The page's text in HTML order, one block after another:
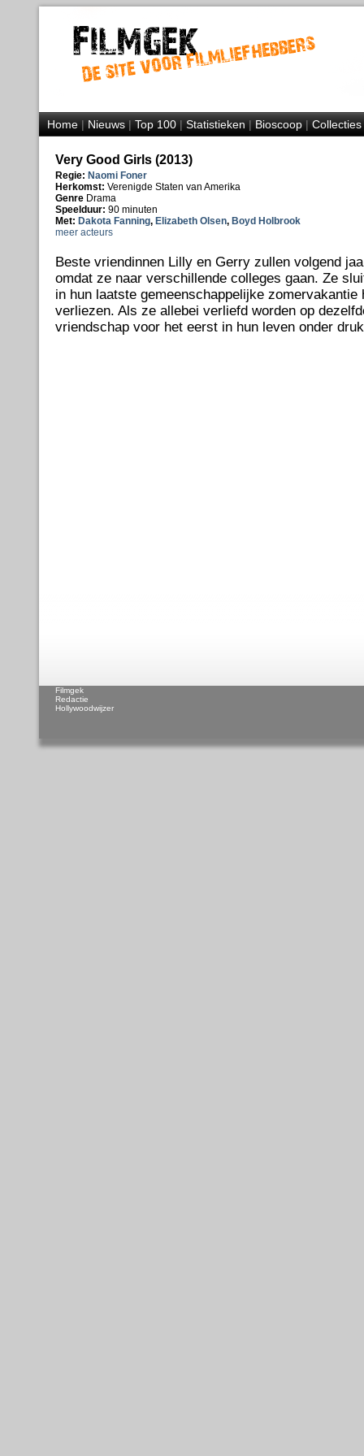
Home|Nieuws|Top 100|Statistieken|Bioscoop|Collecties
Very Good Girls (2013)
Regie: Naomi Foner
Herkomst: Verenigde Staten van Amerika
Genre Drama
Speelduur: 90 minuten
Met: Dakota Fanning, Elizabeth Olsen, Boyd Holbrook
meer acteurs
Beste vriendinnen Lilly en Gerry zullen volgend
omdat ze naar verschillende colleges gaan. Ze
in hun laatste gemeenschappelijke zomervakantie
verliezen. Als ze allebei verliefd worden op
vriendschap voor het eerst in hun leven onder
Filmgek
Redactie
Hollywoodwijzer